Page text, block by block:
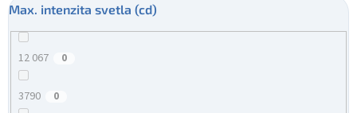
Max. intenzita svetla (cd)
12 067 0
3790 0